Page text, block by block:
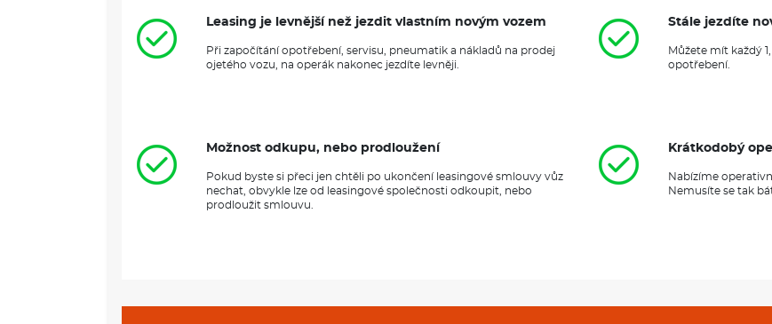
Leasing je levnější než jezdit vlastním novým vozem
Při započítání opotřebení, servisu, pneumatik a nákladů na prodej
ojetého vozu, na operák nakonec jezdíte levněji.
Stále jezdíte
Můžete mít každý
opotřebení.
Možnost odkupu, nebo prodloužení
Pokud byste si přeci jen chtěli po ukončení leasingové smlouvy vůz
nechat, obvykle lze od leasingové společnosti odkoupit, nebo
prodloužit smlouvu.
Krátkodobý
Nabízíme
Nemusíte se tak